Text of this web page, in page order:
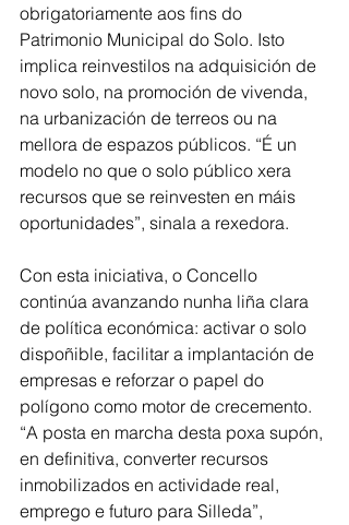
obrigatoriamente aos fins do
Patrimonio Municipal do Solo. Isto
implica reinvestilos na adquisición de
novo solo, na promoción de vivenda,
na urbanización de terreos ou na
mellora de espazos públicos. “É un
modelo no que o solo público xera
recursos que se reinvesten en máis
oportunidades”, sinala a rexedora.
Con esta iniciativa, o Concello
continúa avanzando nunha liña clara
de política económica: activar o solo
dispoñible, facilitar a implantación de
empresas e reforzar o papel do
polígono como motor de crecemento.
“A posta en marcha desta poxa supón,
en definitiva, converter recursos
inmobilizados en actividade real,
emprego e futuro para Silleda”,